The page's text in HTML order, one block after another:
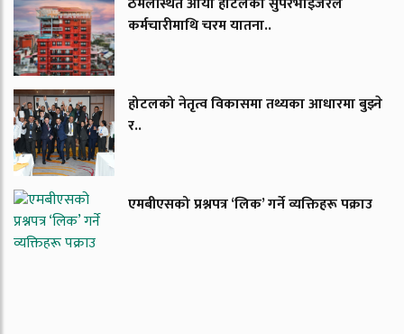
कर्मचारीमाथि चरम यातना..
होटलको नेतृत्व विकासमा तथ्यका आधारमा बुझ्ने
र..
एमबीएसको प्रश्नपत्र ‘लिक’ गर्ने व्यक्तिहरू पक्राउ